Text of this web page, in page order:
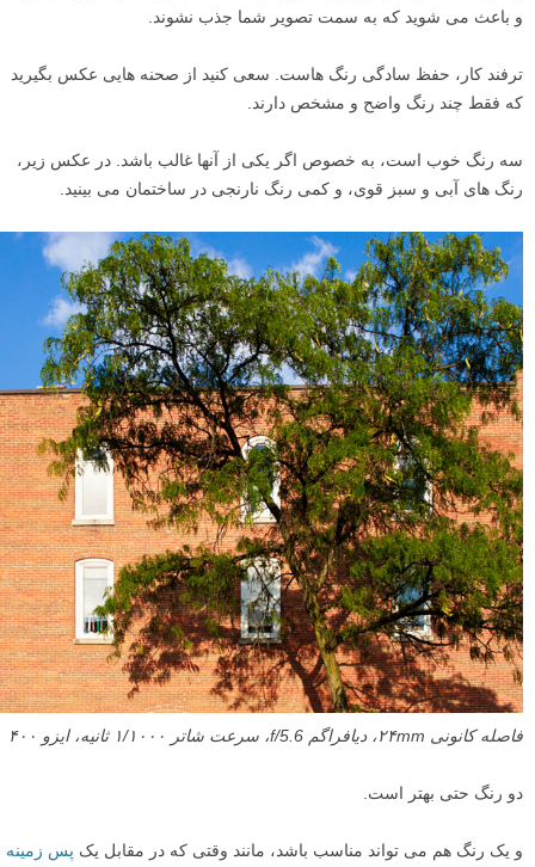
و باعث می شوید که به سمت تصویر شما جذب نشوند.
ترفند کار، حفظ سادگی رنگ هاست. سعی کنید از صحنه هایی عکس بگیرید
که فقط چند رنگ واضح و مشخص دارند.
سه رنگ خوب است، به خصوص اگر یکی از آنها غالب باشد. در عکس زیر،
رنگ های آبی و سبز قوی، و کمی رنگ نارنجی در ساختمان می بینید.
فاصله کانونی ۲۴mm، دیافراگم f/5.6، سرعت شاتر ۱/۱۰۰۰ ثانیه، ایزو ۴۰۰
دو رنگ حتی بهتر است.
و یک رنگ هم می تواند مناسب باشد، مانند وقتی که در مقابل یک پس زمینه